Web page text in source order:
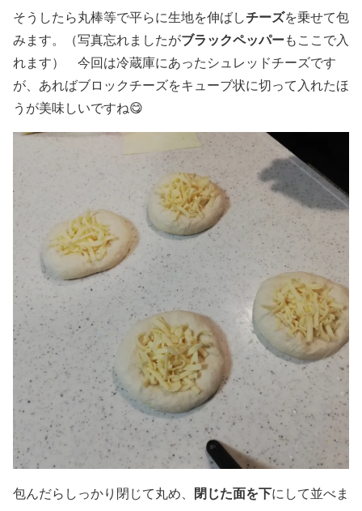
そうしたら丸棒等で平らに生地を伸ばしチーズを乗せて包
みます。（写真忘れましたがブラックペッパーもここで入
れます） 今回は冷蔵庫にあったシュレッドチーズです
が、あればブロックチーズをキューブ状に切って入れたほ
うが美味しいですね😋
包んだらしっかり閉じて丸め、 閉じた面を下にして並べま